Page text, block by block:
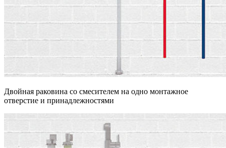
Двойная раковина со смесителем на одно монтажное
отверстие и принадлежностями